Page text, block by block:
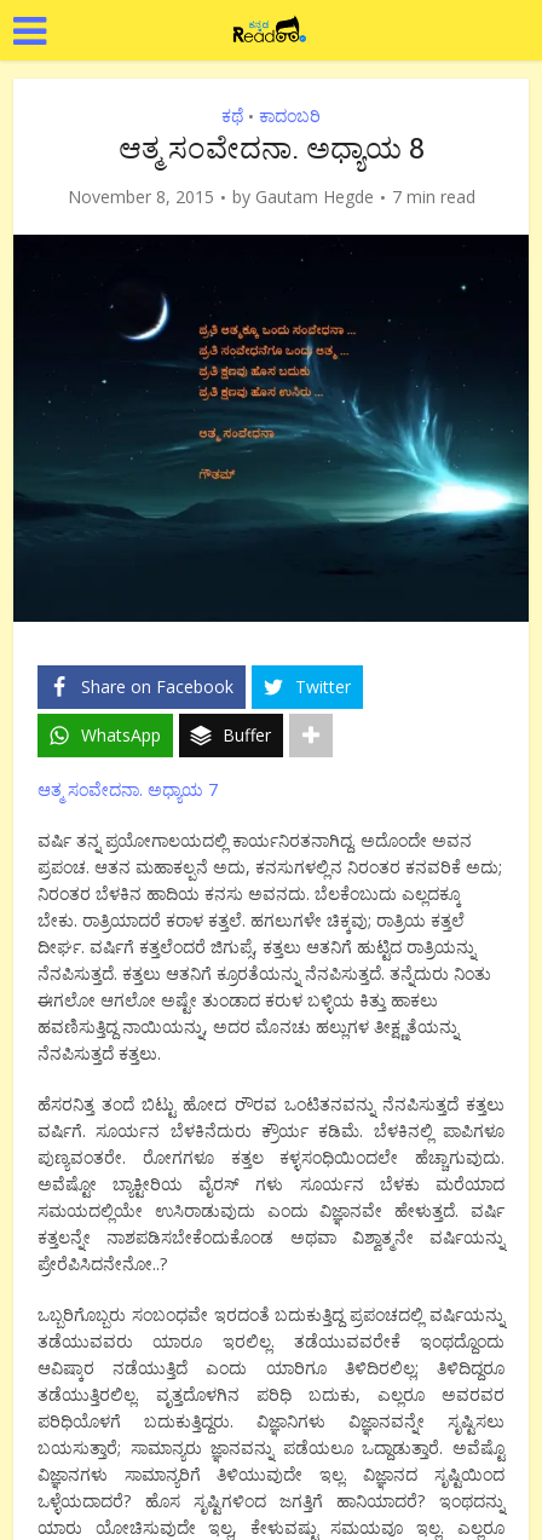
ಕಥೆ • ಕಾದಂಬರಿ
ಆತ್ಮ ಸಂವೇದನಾ. ಅಧ್ಯಾಯ 8
November 8, 2015 by Gautam Hegde 7 min read
Share on Facebook Twitter
WhatsApp Buffer
ಆತ್ಮ ಸಂವೇದನಾ. ಅಧ್ಯಾಯ 7
ವರ್ಷಿ ತನ್ನ ಪ್ರಯೋಗಾಲಯದಲ್ಲಿ ಕಾರ್ಯನಿರತನಾಗಿದ್ದ. ಅದೊಂದೇ ಅವನ
ಪ್ರಪಂಚ. ಆತನ ಮಹಾಕಲ್ಪನೆ ಅದು, ಕನಸುಗಳಲ್ಲಿನ ನಿರಂತರ ಕನವರಿಕೆ ಅದು;
ನಿರಂತರ ಬೆಳಕಿನ ಹಾದಿಯ ಕನಸು ಅವನದು. ಬೆಲಕೆಂಬುದು ಎಲ್ಲದಕ್ಕೂ
ಬೇಕು. ರಾತ್ರಿಯಾದರೆ ಕರಾಳ ಕತ್ತಲೆ. ಹಗಲುಗಳೇ ಚಿಕ್ಕವು; ರಾತ್ರಿಯ ಕತ್ತಲೆ
ದೀರ್ಘ. ವರ್ಷಿಗೆ ಕತ್ತಲೆಂದರೆ ಜಿಗುಪ್ಸೆ, ಕತ್ತಲು ಆತನಿಗೆ ಹುಟ್ಟಿದ ರಾತ್ರಿಯನ್ನು
ನೆನಪಿಸುತ್ತದೆ. ಕತ್ತಲು ಆತನಿಗೆ ಕ್ರೂರತೆಯನ್ನು ನೆನಪಿಸುತ್ತದೆ. ತನ್ನೆದುರು ನಿಂತು
ಈಗಲೋ ಆಗಲೋ ಅಷ್ಟೇ ತುಂಡಾದ ಕರುಳ ಬಳ್ಳಿಯ ಕಿತ್ತು ಹಾಕಲು
ಹವಣಿಸುತ್ತಿದ್ದ ನಾಯಿಯನ್ನು, ಅದರ ಮೊನಚು ಹಲ್ಲುಗಳ ತೀಕ್ಷ್ಣತೆಯನ್ನು
ನೆನಪಿಸುತ್ತದೆ ಕತ್ತಲು.
ಹೆಸರನಿತ್ತ ತಂದೆ ಬಿಟ್ಟು ಹೋದ ರೌರವ ಒಂಟಿತನವನ್ನು ನೆನಪಿಸುತ್ತದೆ ಕತ್ತಲು
ವರ್ಷಿಗೆ. ಸೂರ್ಯನ ಬೆಳಕಿನೆದುರು ಕ್ರೌರ್ಯ ಕಡಿಮೆ. ಬೆಳಕಿನಲ್ಲಿ ಪಾಪಿಗಳೂ
ಪುಣ್ಯವಂತರೇ. ರೋಗಗಳೂ ಕತ್ತಲ ಕಳ್ಳಸಂಧಿಯಿಂದಲೇ ಹೆಚ್ಚಾಗುವುದು.
ಅವೆಷ್ಟೋ ಬ್ಯಾಕ್ಟೀರಿಯ ವೈರಸ್ ಗಳು ಸೂರ್ಯನ ಬೆಳಕು ಮರೆಯಾದ
ಸಮಯದಲ್ಲಿಯೇ ಉಸಿರಾಡುವುದು ಎಂದು ವಿಜ್ಞಾನವೇ ಹೇಳುತ್ತದೆ. ವರ್ಷಿ
ಕತ್ತಲನ್ನೇ ನಾಶಪಡಿಸಬೇಕೆಂದುಕೊಂಡ ಅಥವಾ ವಿಶ್ವಾತ್ಮನೇ ವರ್ಷಿಯನ್ನು
ಪ್ರೇರೆಪಿಸಿದನೇನೋ..?
ಒಬ್ಬರಿಗೊಬ್ಬರು ಸಂಬಂಧವೇ ಇರದಂತೆ ಬದುಕುತ್ತಿದ್ದ ಪ್ರಪಂಚದಲ್ಲಿ ವರ್ಷಿಯನ್ನು
ತಡೆಯುವವರು ಯಾರೂ ಇರಲಿಲ್ಲ. ತಡೆಯುವವರೇಕೆ ಇಂಥದ್ದೊಂದು
ಆವಿಷ್ಕಾರ ನಡೆಯುತ್ತಿದೆ ಎಂದು ಯಾರಿಗೂ ತಿಳಿದಿರಲಿಲ್ಲ; ತಿಳಿದಿದ್ದರೂ
ತಡೆಯುತ್ತಿರಲಿಲ್ಲ. ವೃತ್ತದೊಳಗಿನ ಪರಿಧಿ ಬದುಕು, ಎಲ್ಲರೂ ಅವರವರ
ಪರಿಧಿಯೊಳಗೆ ಬದುಕುತ್ತಿದ್ದರು. ವಿಜ್ಞಾನಿಗಳು ವಿಜ್ಞಾನವನ್ನೇ ಸೃಷ್ಟಿಸಲು
ಬಯಸುತ್ತಾರೆ; ಸಾಮಾನ್ಯರು ಜ್ಞಾನವನ್ನು ಪಡೆಯಲೂ ಒದ್ದಾಡುತ್ತಾರೆ. ಅವೆಷ್ಟೊ
ವಿಜ್ಞಾನಗಳು ಸಾಮಾನ್ಯರಿಗೆ ತಿಳಿಯುವುದೇ ಇಲ್ಲ. ವಿಜ್ಞಾನದ ಸೃಷ್ಟಿಯಿಂದ
ಒಳ್ಳೆಯದಾದರೆ? ಹೊಸ ಸೃಷ್ಟಿಗಳಿಂದ ಜಗತ್ತಿಗೆ ಹಾನಿಯಾದರೆ? ಇಂಥದನ್ನು
ಯಾರು ಯೋಚಿಸುವುದೇ ಇಲ್ಲ, ಕೇಳುವಷ್ಟು ಸಮಯವೂ ಇಲ್ಲ. ಎಲ್ಲರೂ